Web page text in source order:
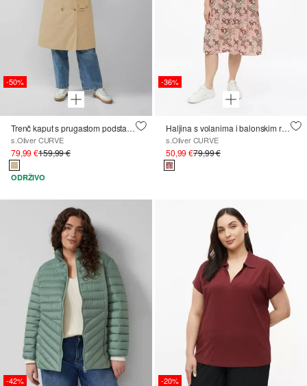
-50%
Trenč kaput s prugastom podstavom
s.Oliver CURVE
79,99 €159,99 €
ODRŽIVO
-36%
Haljina s volanima i balonskim rukavima
s.Oliver CURVE
50,99 €79,99 €
-42% -20%